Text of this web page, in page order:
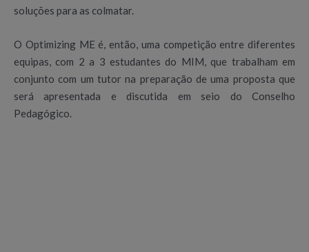
soluções para as colmatar.
O Optimizing ME é, então, uma competição entre diferentes
equipas, com 2 a 3 estudantes do MIM, que trabalham em
conjunto com um tutor na preparação de uma proposta que
será apresentada e discutida em seio do Conselho
Pedagógico.